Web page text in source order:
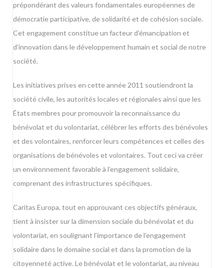
prépondérant des valeurs fondamentales européennes de
démocratie participative, de solidarité et de cohésion sociale.
Cet engagement constitue un facteur d’émancipation et
d’innovation dans le développement humain et social de notre
société.
Les initiatives prises en cette année 2011 soutiendront la
société civile, les autorités locales et régionales ainsi que les
États membres pour promouvoir la reconnaissance du
bénévolat et du volontariat, célébrer les efforts des bénévoles
et des volontaires, renforcer leurs compétences et celles des
organisations de bénévoles et volontaires. Tout ceci va créer
un environnement favorable à l’engagement solidaire,
comprenant des infrastructures spécifiques.
Caritas Europa, tout en approuvant ces objectifs généraux,
tient à insister sur la dimension sociale du bénévolat et du
volontariat, en soulignant l’importance de l’engagement
solidaire dans le domaine social et dans la promotion de la
citoyenneté active. Le bénévolat et le volontariat, au niveau